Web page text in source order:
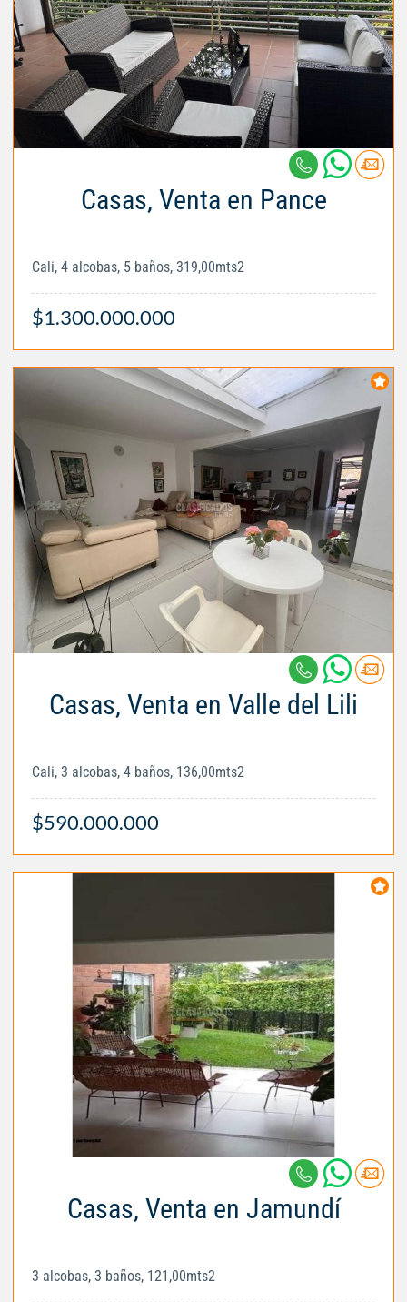
Casas, Venta en Pance
Cali, 4 alcobas, 5 baños, 319,00mts2
$1.300.000.000
Casas, Venta en Valle del Lili
Cali, 3 alcobas, 4 baños, 136,00mts2
$590.000.000
Casas, Venta en Jamundí
3 alcobas, 3 baños, 121,00mts2